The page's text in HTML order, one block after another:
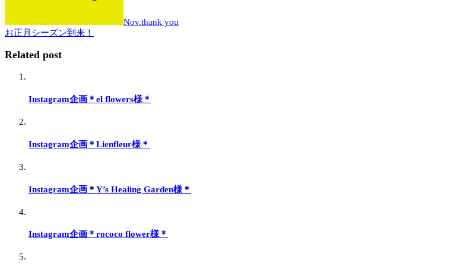
Nov.thank you
お正月シーズン到来！
Related post
Instagram企画＊el flowers様＊
Instagram企画＊Lienfleur様＊
Instagram企画＊Y’s Healing Garden様＊
Instagram企画＊rococo flower様＊